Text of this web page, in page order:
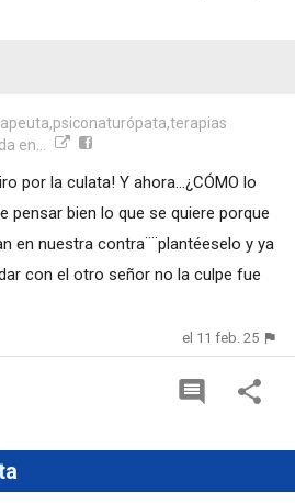
en...
por la culata! Y ahora...¿CÓMO lo
pensar bien lo que se quiere porque
en nuestra contra¨¨plantéeselo y ya
con el otro señor no la culpe fue
el 11 feb. 25